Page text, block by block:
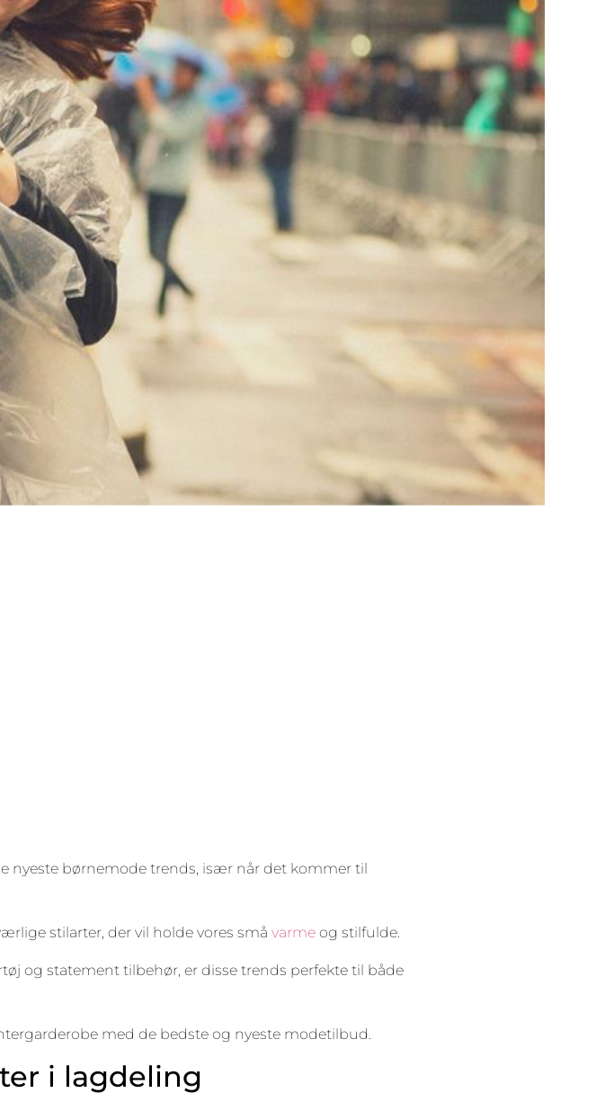
nyeste børnemode trends, især når det kommer til
stilarter, der vil holde vores småvarme og stilfulde.
og statement tilbehør, er disse trends perfekte til både
med de bedste og nyeste modetilbud.
i lagdeling